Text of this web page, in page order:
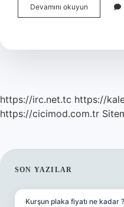
Devamını okuyun
Bir
Saniye
https://irc.net.tc https://
https://cicimod.com.tr
SIDEBAR
SON YAZILAR
Kurşun plaka fiyatı ne kadar ?